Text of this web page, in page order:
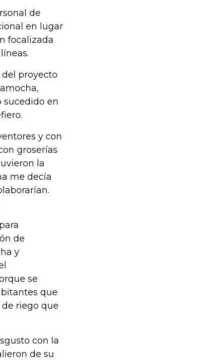
de
en lugar
focalizada
proyecto
en
y con
groserías
la
me decía
de
y
se
que
riego que
con la
de su